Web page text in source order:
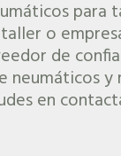
para
taller o
de
neumáticos y
en